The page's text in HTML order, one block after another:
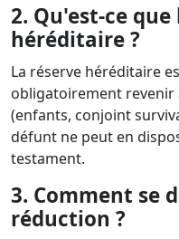
2. Qu'est-ce
héréditaire ?
La réserve héréditaire
obligatoirement revenir
(enfants, conjoint
défunt ne peut en
testament.
3. Comment se
réduction ?